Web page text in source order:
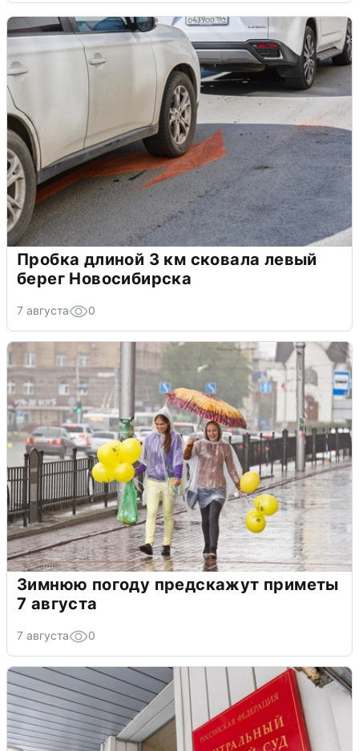
Пробка длиной 3 км сковала левый
берег Новосибирска
7 августа 0
Зимнюю погоду предскажут приметы
7 августа
7 августа 0